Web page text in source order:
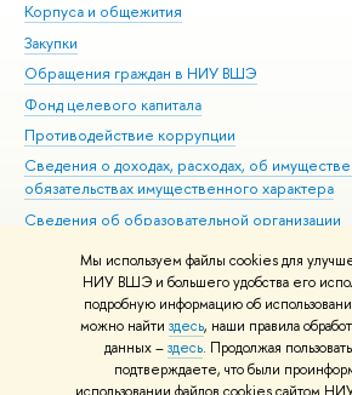
Мы используем файлы cookies для
НИУ ВШЭ и большего удобства его
подробную информацию об
можно найти здесь, наши правила
данных –здесь. Продолжая
подтверждаете, что были
Корпуса и общежития
Закупки
Обращения граждан в НИУ ВШЭ
Фонд целевого капитала
Противодействие коррупции
Сведения о доходах, расходах, об
обязательствах имущественного характера
Сведения об образовательной организации
Людям с ограниченными возможностями
Единая платежная страница
Работа в Вышке